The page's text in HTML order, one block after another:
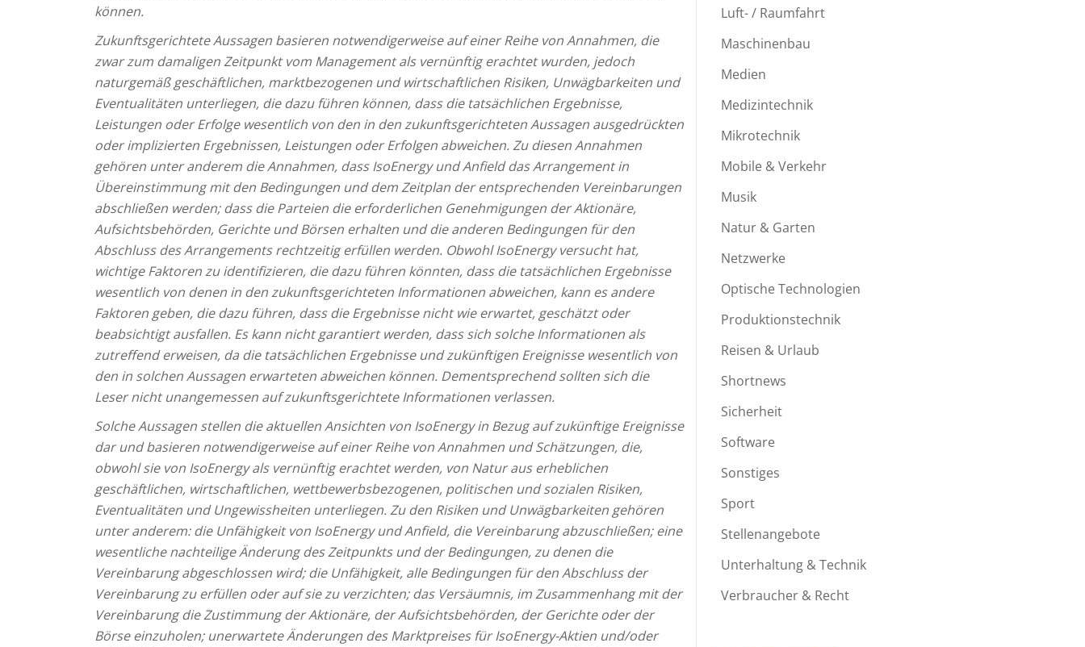
können.
Zukunftsgerichtete Aussagen basieren notwendigerweise auf einer Reihe von Annahmen, die
zwar zum damaligen Zeitpunkt vom Management als vernünftig erachtet wurden, jedoch
naturgemäß geschäftlichen, marktbezogenen und wirtschaftlichen Risiken, Unwägbarkeiten und
Eventualitäten unterliegen, die dazu führen können, dass die tatsächlichen Ergebnisse,
Leistungen oder Erfolge wesentlich von den in den zukunftsgerichteten Aussagen ausgedrückten
oder implizierten Ergebnissen, Leistungen oder Erfolgen abweichen. Zu diesen Annahmen
gehören unter anderem die Annahmen, dass IsoEnergy und Anfield das Arrangement in
Übereinstimmung mit den Bedingungen und dem Zeitplan der entsprechenden Vereinbarungen
abschließen werden; dass die Parteien die erforderlichen Genehmigungen der Aktionäre,
Aufsichtsbehörden, Gerichte und Börsen erhalten und die anderen Bedingungen für den
Abschluss des Arrangements rechtzeitig erfüllen werden. Obwohl IsoEnergy versucht hat,
wichtige Faktoren zu identifizieren, die dazu führen könnten, dass die tatsächlichen Ergebnisse
wesentlich von denen in den zukunftsgerichteten Informationen abweichen, kann es andere
Faktoren geben, die dazu führen, dass die Ergebnisse nicht wie erwartet, geschätzt oder
beabsichtigt ausfallen. Es kann nicht garantiert werden, dass sich solche Informationen als
zutreffend erweisen, da die tatsächlichen Ergebnisse und zukünftigen Ereignisse wesentlich von
den in solchen Aussagen erwarteten abweichen können. Dementsprechend sollten sich die
Leser nicht unangemessen auf zukunftsgerichtete Informationen verlassen.
Solche Aussagen stellen die aktuellen Ansichten von IsoEnergy in Bezug auf zukünftige Ereignisse
dar und basieren notwendigerweise auf einer Reihe von Annahmen und Schätzungen, die,
obwohl sie von IsoEnergy als vernünftig erachtet werden, von Natur aus erheblichen
geschäftlichen, wirtschaftlichen, wettbewerbsbezogenen, politischen und sozialen Risiken,
Eventualitäten und Ungewissheiten unterliegen. Zu den Risiken und Unwägbarkeiten gehören
unter anderem: die Unfähigkeit von IsoEnergy und Anfield, die Vereinbarung abzuschließen; eine
wesentliche nachteilige Änderung des Zeitpunkts und der Bedingungen, zu denen die
Vereinbarung abgeschlossen wird; die Unfähigkeit, alle Bedingungen für den Abschluss der
Vereinbarung zu erfüllen oder auf sie zu verzichten; das Versäumnis, im Zusammenhang mit der
Vereinbarung die Zustimmung der Aktionäre, der Aufsichtsbehörden, der Gerichte oder der
Börse einzuholen; unerwartete Änderungen des Marktpreises für IsoEnergy-Aktien und/oder
Luft- / Raumfahrt
Maschinenbau
Medien
Medizintechnik
Mikrotechnik
Mobile & Verkehr
Musik
Natur & Garten
Netzwerke
Optische Technologien
Produktionstechnik
Reisen & Urlaub
Shortnews
Sicherheit
Software
Sonstiges
Sport
Stellenangebote
Unterhaltung & Technik
Verbraucher & Recht